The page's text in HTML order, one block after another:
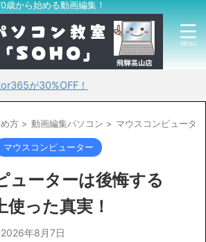
歳から始める動画編集！
！
方 > 動画編集パソコン > マウスコンピューター
マウスコンピューター
ューターは後悔する
使った真実！
2026年8月7日